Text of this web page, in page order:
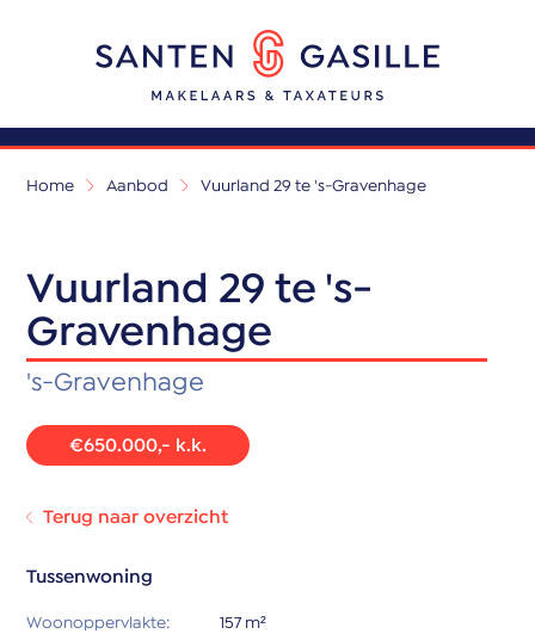
Home Aanbod Vuurland 29 te 's-Gravenhage
Vuurland 29 te 's-
Gravenhage
's-Gravenhage
€650.000,- k.k.
Terug naar overzicht
Tussenwoning
Woonoppervlakte:
157 m²